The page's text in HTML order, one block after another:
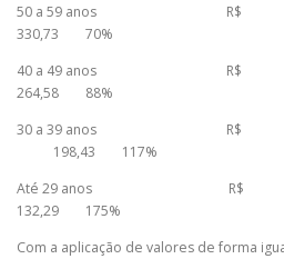
50 a 59 anos
330,73 70%
40 a 49 anos
264,58 88%
30 a 39 anos R$
198,43 117%
Até 29 anos R$
132,29 175%
Com a aplicação de valores de forma